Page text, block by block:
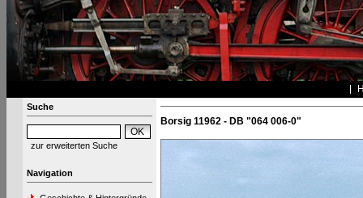
Suche
zur erweiterten Suche
Navigation
Borsig 11962 - DB "064 006-0"